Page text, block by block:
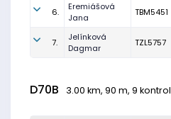
6.
Eremiášová
Jana
TBM5451
7.
Jelínková
Dagmar
TZL5757
D70B 3.00 km, 90 m, 9 kontrol